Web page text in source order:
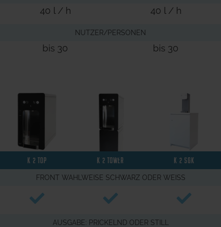
40 l / h 40 l / h
NUTZER/PERSONEN
bis 30 bis 30
K 2 TOP K 2 TOWER K 2 SGK
FRONT WAHLWEISE SCHWARZ ODER WEISS
AUSGABE: PRICKELND ODER STILL